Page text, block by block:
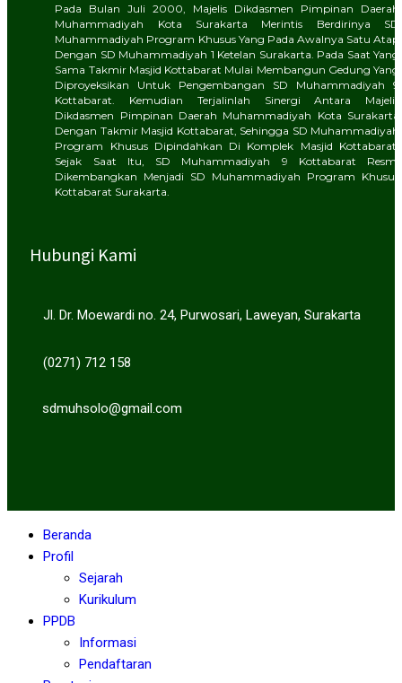
Pada Bulan Juli 2000, Majelis Dikdasmen Pimpinan Daerah
Muhammadiyah Kota Surakarta Merintis Berdirinya SD
Muhammadiyah Program Khusus Yang Pada Awalnya Satu Atap
Dengan SD Muhammadiyah 1 Ketelan Surakarta. Pada Saat Yang
Sama Takmir Masjid Kottabarat Mulai Membangun Gedung Yang
Diproyeksikan Untuk Pengembangan SD Muhammadiyah 9
Kottabarat. Kemudian Terjalinlah Sinergi Antara Majelis
Dikdasmen Pimpinan Daerah Muhammadiyah Kota Surakarta
Dengan Takmir Masjid Kottabarat, Sehingga SD Muhammadiyah
Program Khusus Dipindahkan Di Komplek Masjid Kottabarat.
Sejak Saat Itu, SD Muhammadiyah 9 Kottabarat Resmi
Dikembangkan Menjadi SD Muhammadiyah Program Khusus
Kottabarat Surakarta.
Hubungi Kami
Jl. Dr. Moewardi no. 24, Purwosari, Laweyan, Surakarta
(0271) 712 158
sdmuhsolo@gmail.com
Beranda
Profil
Sejarah
Kurikulum
PPDB
Informasi
Pendaftaran